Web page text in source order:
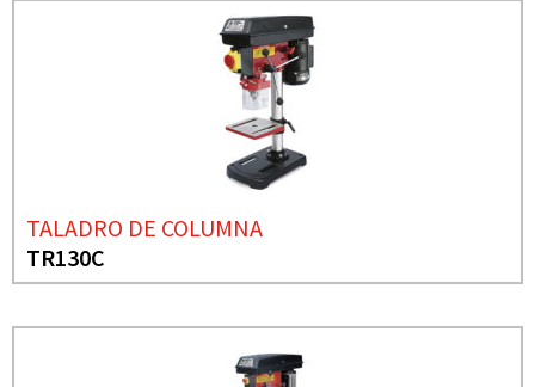
TALADRO DE COLUMNA
TR130C